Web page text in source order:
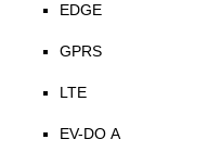
EDGE
GPRS
LTE
EV-DO A